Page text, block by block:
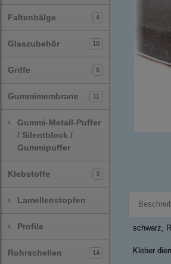
Faltenbälge 4
Glaszubehör 10
Griffe 5
Gummimembrane 11
›
Gummi-Metall-Puffer
/ Silentblock /
Gummipuffer
Klebstoffe 3
› Lamellenstopfen
› Profile
Rohrschellen 14
schwarz,
Kleber